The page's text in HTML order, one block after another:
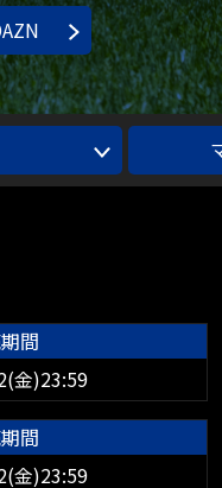
間
金)23:59
間
金)23:59